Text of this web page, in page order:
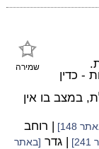
שמירה
- כדין
במצב בו אין
148] | רוחב
| גדר [באתר